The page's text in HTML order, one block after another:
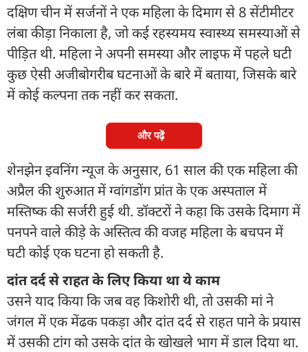
दक्षिण चीन में सर्जनों ने एक महिला के दिमाग से 8 सेंटीमीटर
लंबा कीड़ा निकाला है, जो कई रहस्यमय स्वास्थ्य समस्याओं से
पीड़ित थी. महिला ने अपनी समस्या और लाइफ में पहले घटी
कुछ ऐसी अजीबोगरीब घटनाओं के बारे में बताया, जिसके बारे
में कोई कल्पना तक नहीं कर सकता.
और पढ़ें
शेनझेन इवनिंग न्यूज के अनुसार, 61 साल की एक महिला की
अप्रैल की शुरुआत में ग्वांगडोंग प्रांत के एक अस्पताल में
मस्तिष्क की सर्जरी हुई थी. डॉक्टरों ने कहा कि उसके दिमाग में
पनपने वाले कीड़े के अस्तित्व की वजह महिला के बचपन में
घटी कोई एक घटना हो सकती है.
दांत दर्द से राहत के लिए किया था ये काम
उसने याद किया कि जब वह किशोरी थी, तो उसकी मां ने
जंगल में एक मेंढक पकड़ा और दांत दर्द से राहत पाने के प्रयास
में उसकी टांग को उसके दांत के खोखले भाग में डाल दिया था.